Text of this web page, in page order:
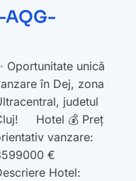
AQG-
Oportunitate unică
în Dej, zona
judetul
Hotel 💰 Preț
vanzare:
€
Hotel: